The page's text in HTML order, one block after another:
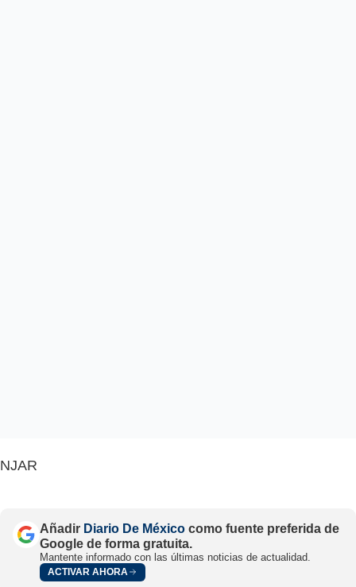
NJAR
Añadir Diario De México como fuente preferida de
Google de forma gratuita.
Mantente informado con las últimas noticias de actualidad.
ACTIVAR AHORA